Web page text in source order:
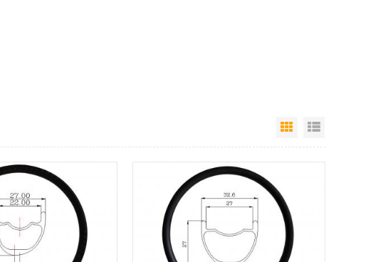
Vista en